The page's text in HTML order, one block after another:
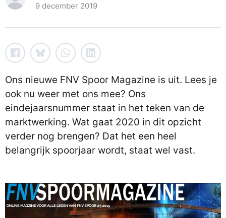
9 december 2019
Ons nieuwe FNV Spoor Magazine is uit. Lees je
ook nu weer met ons mee? Ons
eindejaarsnummer staat in het teken van de
marktwerking. Wat gaat 2020 in dit opzicht
verder nog brengen? Dat het een heel
belangrijk spoorjaar wordt, staat wel vast.